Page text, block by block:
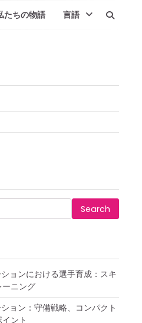
たちの物語 言語
ョンにおける選手育成：スキ
ニング
ョン：守備戦略、コンパクト
ント